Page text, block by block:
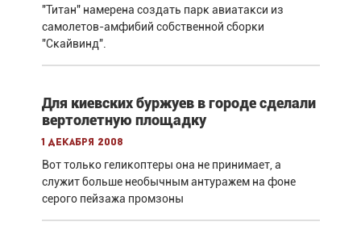
"Титан" намерена создать парк авиатакси из
самолетов-амфибий собственной сборки
"Скайвинд".
Для киевских буржуев в городе сделали
вертолетную площадку
1 декабря 2008
Вот только геликоптеры она не принимает, а
служит больше необычным антуражем на фоне
серого пейзажа промзоны